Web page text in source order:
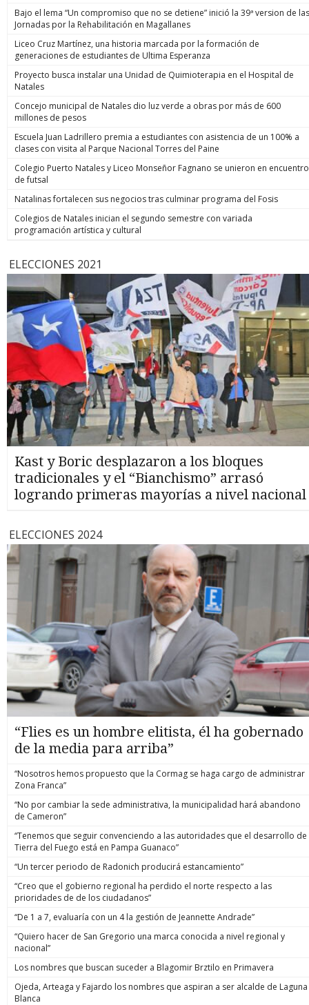
Bajo el lema “Un compromiso que no se detiene” inició la 39ª version de las
Jornadas por la Rehabilitación en Magallanes
Liceo Cruz Martínez, una historia marcada por la formación de
generaciones de estudiantes de Ultima Esperanza
Proyecto busca instalar una Unidad de Quimioterapia en el Hospital de
Natales
Concejo municipal de Natales dio luz verde a obras por más de 600
millones de pesos
Escuela Juan Ladrillero premia a estudiantes con asistencia de un 100% a
clases con visita al Parque Nacional Torres del Paine
Colegio Puerto Natales y Liceo Monseñor Fagnano se unieron en encuentro
de futsal
Natalinas fortalecen sus negocios tras culminar programa del Fosis
Colegios de Natales inician el segundo semestre con variada
programación artística y cultural
ELECCIONES 2021
Kast y Boric desplazaron a los bloques
tradicionales y el “Bianchismo” arrasó
logrando primeras mayorías a nivel nacional
ELECCIONES 2024
“Flies es un hombre elitista, él ha gobernado
de la media para arriba”
“Nosotros hemos propuesto que la Cormag se haga cargo de administrar
Zona Franca”
“No por cambiar la sede administrativa, la municipalidad hará abandono
de Cameron”
“Tenemos que seguir convenciendo a las autoridades que el desarrollo de
Tierra del Fuego está en Pampa Guanaco”
“Un tercer periodo de Radonich producirá estancamiento”
“Creo que el gobierno regional ha perdido el norte respecto a las
prioridades de de los ciudadanos”
“De 1 a 7, evaluaría con un 4 la gestión de Jeannette Andrade”
“Quiero hacer de San Gregorio una marca conocida a nivel regional y
nacional”
Los nombres que buscan suceder a Blagomir Brztilo en Primavera
Ojeda, Arteaga y Fajardo los nombres que aspiran a ser alcalde de Laguna
Blanca